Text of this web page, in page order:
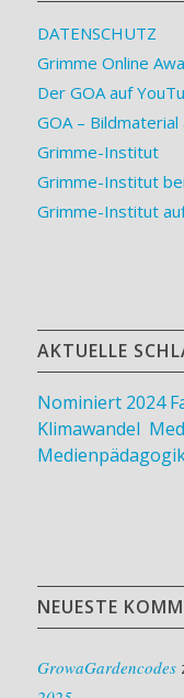
DATENSCHUTZ
Grimme Online
Der GOA auf
GOA – Bildmaterial
Grimme-Institut
Grimme-Institut
Grimme-Institut
AKTUELLE
Nominiert 2024
Klimawandel
NEUESTE
GrowaGardencodes